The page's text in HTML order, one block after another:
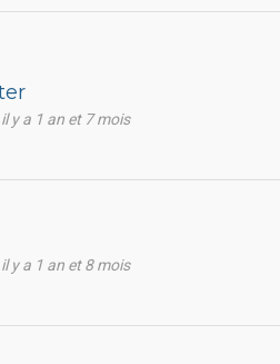
y a 1 an et 7 mois
y a 1 an et 8 mois